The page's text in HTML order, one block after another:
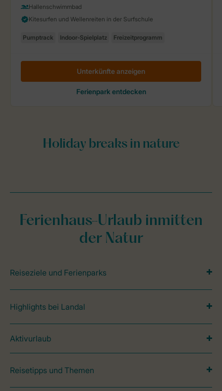
Ferienhaus-Urlaub inmitten
der Natur
Reiseziele und Ferienparks
Highlights bei Landal
Aktivurlaub
Reisetipps und Themen